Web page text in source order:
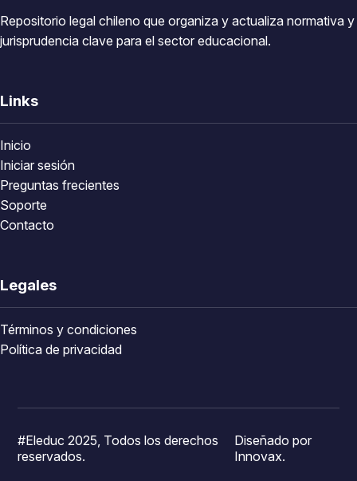
Repositorio legal chileno que organiza y actualiza normativa y
jurisprudencia clave para el sector educacional.
Links
Inicio
Iniciar sesión
Preguntas frecientes
Soporte
Contacto
Legales
Términos y condiciones
Política de privacidad
#Eleduc 2025, Todos los derechos
reservados.
Diseñado por
Innovax.